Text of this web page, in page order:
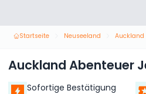
Startseite Neuseeland Auckland
Auckland Abenteuer
Sofortige Bestätigung